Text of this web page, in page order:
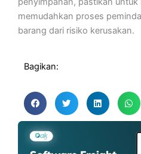
memudahkan proses
barang dari risiko kerusakan.
Bagikan: